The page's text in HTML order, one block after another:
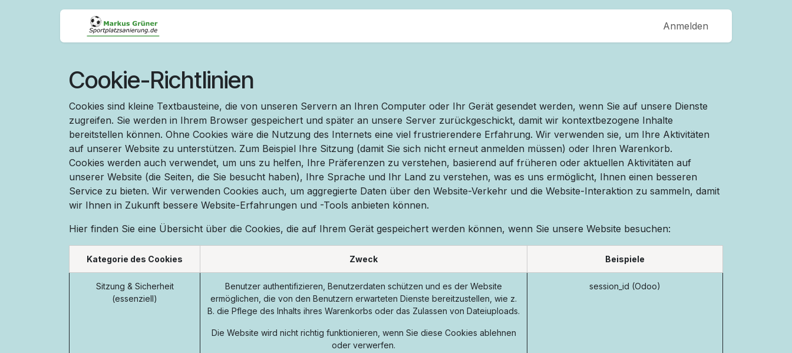
Zum Inhalt springen
Anmelden
Cookie-Richtlinien
Cookies sind kleine Textbausteine, die von unseren Servern an Ihren Computer oder Ihr Gerät gesendet werden, wenn Sie auf unsere Dienste
zugreifen. Sie werden in Ihrem Browser gespeichert und später an unsere Server zurückgeschickt, damit wir kontextbezogene Inhalte
bereitstellen können. Ohne Cookies wäre die Nutzung des Internets eine viel frustrierendere Erfahrung. Wir verwenden sie, um Ihre Aktivitäten
auf unserer Website zu unterstützen. Zum Beispiel Ihre Sitzung (damit Sie sich nicht erneut anmelden müssen) oder Ihren Warenkorb.
Cookies werden auch verwendet, um uns zu helfen, Ihre Präferenzen zu verstehen, basierend auf früheren oder aktuellen Aktivitäten auf
unserer Website (die Seiten, die Sie besucht haben), Ihre Sprache und Ihr Land zu verstehen, was es uns ermöglicht, Ihnen einen besseren
Service zu bieten. Wir verwenden Cookies auch, um aggregierte Daten über den Website-Verkehr und die Website-Interaktion zu sammeln, damit
wir Ihnen in Zukunft bessere Website-Erfahrungen und -Tools anbieten können.
Hier finden Sie eine Übersicht über die Cookies, die auf Ihrem Gerät gespeichert werden können, wenn Sie unsere Website besuchen:
Kategorie des Cookies Zweck Beispiele
Sitzung & Sicherheit
(essenziell)
Benutzer authentifizieren, Benutzerdaten schützen und es der Website
ermöglichen, die von den Benutzern erwarteten Dienste bereitzustellen, wie z.
B. die Pflege des Inhalts ihres Warenkorbs oder das Zulassen von Dateiuploads.
Die Website wird nicht richtig funktionieren, wenn Sie diese Cookies ablehnen
oder verwerfen.
session_id (Odoo)